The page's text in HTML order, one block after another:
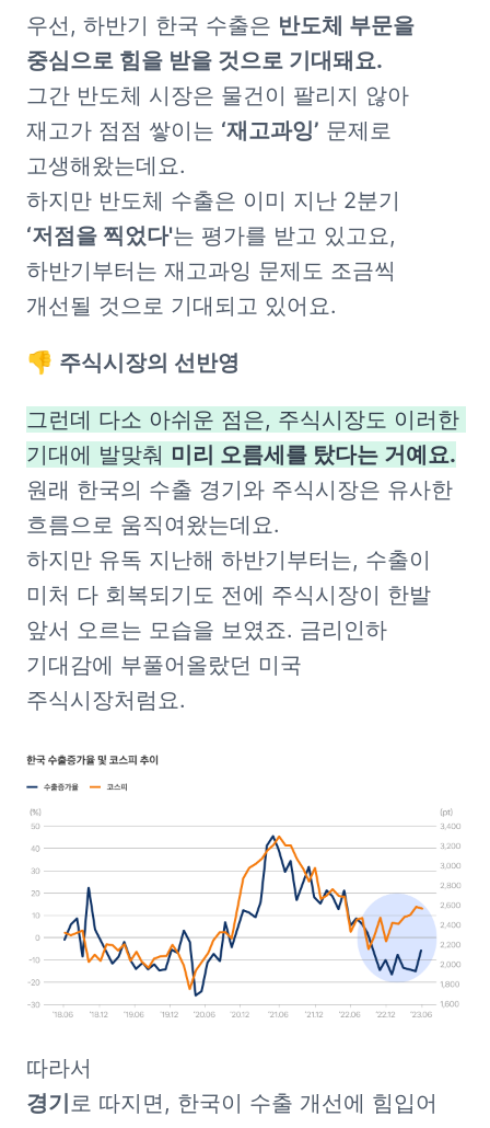
우선, 하반기 한국 수출은 반도체 부문을
그간 반도체 시장은 물건이 팔리지 않아
재고가 점점 쌓이는 ‘재고과잉’ 문제로
고생해왔는데요.
‘저점을 찍었다'는 평가를 받고 있고요,
하반기부터는 재고과잉 문제도 조금씩
개선될 것으로 기대되고 있어요.
👎 주식시장의 선반영
그런데 다소 아쉬운 점은, 주식시장도 이러한
기대에 발맞춰
원래 한국의 수출 경기와 주식시장은 유사한
흐름으로 움직여왔는데요.
하지만 유독 지난해 하반기부터는, 수출이
미처 다 회복되기도 전에 주식시장이 한발
앞서 오르는 모습을 보였죠. 금리인하
기대감에 부풀어올랐던 미국
주식시장처럼요.
경기 로 따지면, 한국이 수출 개선에 힘입어